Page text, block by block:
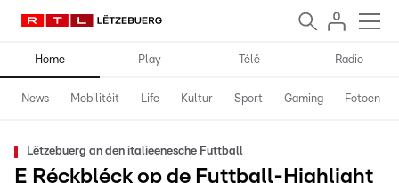
Home Play Télé Radio
News Mobilitéit Life Kultur Sport Gaming Fotoen
Lëtzebuerg an den italieenesche Futtball
E Réckbléck op de Futtball-Highlight